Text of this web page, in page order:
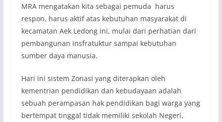
MRA mengatakan kita sebagai pemuda harus
respon, harus aktif atas kebutuhan masyarakat di
kecamatan Aek Ledong ini, mulai dari perhatian dari
pembangunan insfratuktur sampai kebutuhan
sumber daya manusia.
Hari ini sistem Zonasi yang diterapkan oleh
kementrian pendidikan dan kebudayaan adalah
sebuah perampasan hak pendidikan bagi warga yang
bertempat tinggal tidak memiliki sekolah Negeri.